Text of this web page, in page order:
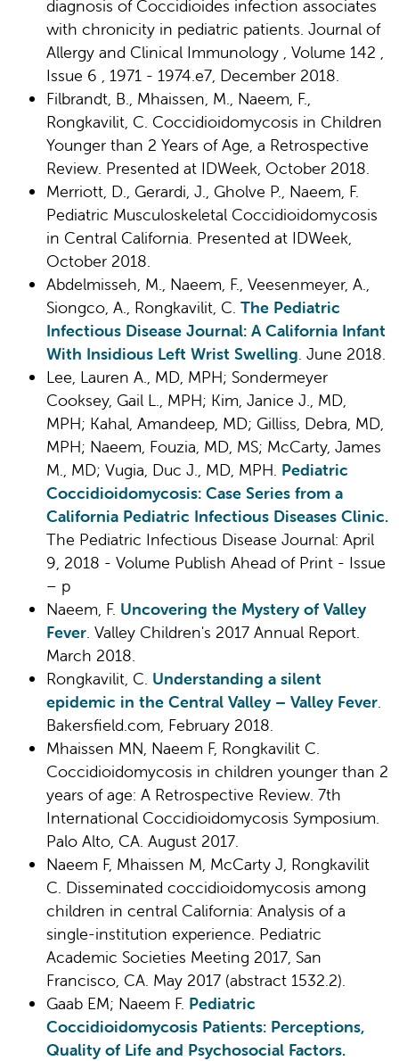
diagnosis of Coccidioides infection associates
with chronicity in pediatric patients. Journal of
Allergy and Clinical Immunology , Volume 142 ,
Issue 6 , 1971 - 1974.e7, December 2018.
Filbrandt, B., Mhaissen, M., Naeem, F.,
Rongkavilit, C. Coccidioidomycosis in Children
Younger than 2 Years of Age, a Retrospective
Review. Presented at IDWeek, October 2018.
Merriott, D., Gerardi, J., Gholve P., Naeem, F.
Pediatric Musculoskeletal Coccidioidomycosis
in Central California. Presented at IDWeek,
October 2018.
Abdelmisseh, M., Naeem, F., Veesenmeyer, A.,
Siongco, A., Rongkavilit, C. The Pediatric
Infectious Disease Journal: A California Infant
With Insidious Left Wrist Swelling. June 2018.
Lee, Lauren A., MD, MPH; Sondermeyer
Cooksey, Gail L., MPH; Kim, Janice J., MD,
MPH; Kahal, Amandeep, MD; Gilliss, Debra, MD,
MPH; Naeem, Fouzia, MD, MS; McCarty, James
M., MD; Vugia, Duc J., MD, MPH. Pediatric
Coccidioidomycosis: Case Series from a
California Pediatric Infectious Diseases Clinic.
The Pediatric Infectious Disease Journal: April
9, 2018 - Volume Publish Ahead of Print - Issue
– p
Naeem, F. Uncovering the Mystery of Valley
Fever. Valley Children's 2017 Annual Report.
March 2018.
Rongkavilit, C. Understanding a silent
epidemic in the Central Valley – Valley Fever.
Bakersfield.com, February 2018.
Mhaissen MN, Naeem F, Rongkavilit C.
Coccidioidomycosis in children younger than 2
years of age: A Retrospective Review. 7th
International Coccidioidomycosis Symposium.
Palo Alto, CA. August 2017.
Naeem F, Mhaissen M, McCarty J, Rongkavilit
C. Disseminated coccidioidomycosis among
children in central California: Analysis of a
single-institution experience. Pediatric
Academic Societies Meeting 2017, San
Francisco, CA. May 2017 (abstract 1532.2).
Gaab EM; Naeem F. Pediatric
Coccidioidomycosis Patients: Perceptions,
Quality of Life and Psychosocial Factors.